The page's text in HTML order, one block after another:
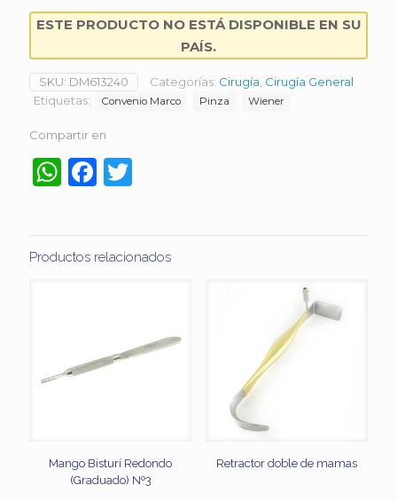
ESTE PRODUCTO NO ESTÁ DISPONIBLE EN SU
PAÍS.
SKU: DM613240 Categorías: Cirugía Cirugía General
Etiquetas:
Convenio Marco Pinza Wiener
Compartir en
WhatsApp
Facebook
Productos relacionados
Mango Bisturí Redondo
(Graduado) Nº3
Retractor doble de mamas